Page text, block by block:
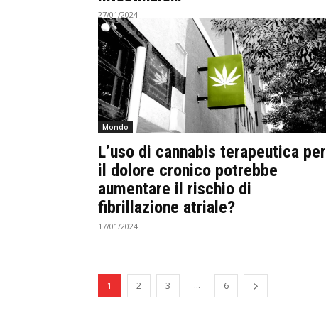
27/01/2024
Mondo
L’uso di cannabis terapeutica per
il dolore cronico potrebbe
aumentare il rischio di
fibrillazione atriale?
17/01/2024
1 2 3 ... 6